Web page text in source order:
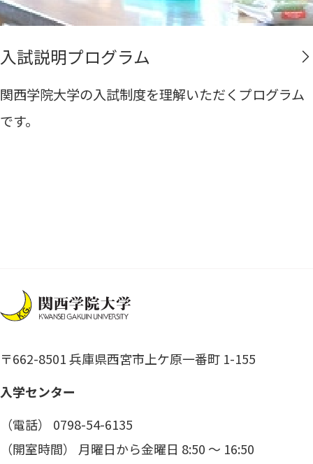
入試説明プログラム
関西学院大学の入試制度を理解いただくプログラム
です。
〒662-8501 兵庫県西宮市上ケ原一番町 1-155
入学センター
（電話） 0798-54-6135
（開室時間） 月曜日から金曜日 8:50 ～ 16:50